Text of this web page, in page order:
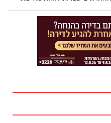
התושבים במטרה למנוע
של מודעות על קירות ועל
החדשים מביאים לשיפור
ובחזות הרחובות והמרחב
התושבים